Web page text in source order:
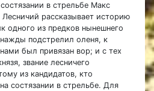
в стрельбе Макс
рассказывает историю
одного из предков нынешнего
подстрелил оленя, к
был привязан вор; и с тех
звание лесничего
из кандидатов, кто
состязании в стрельбе. Для